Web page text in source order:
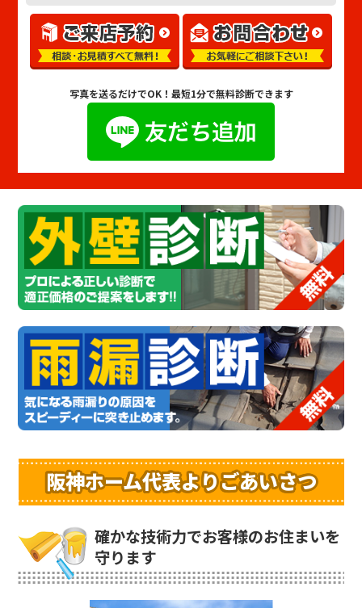
写真を送るだけでOK！ 最短1分で無料診断できます
阪神ホーム代表よりごあいさつ
確かな技術力でお客様のお住まいを
守ります